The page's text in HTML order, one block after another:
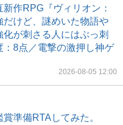
作RPG『ヴィリオン：
だけど、謎めいた物語や
が刺さる人にはぶっ刺
：8点／電撃の激押し神ゲ
2026-08-05 12:00
準備RTAしてみた。